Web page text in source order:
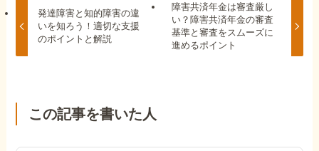
発達障害と知的障害の違
いを知ろう！適切な支援
のポイントと解説
障害共済年金は審査厳し
い？障害共済年金の審査
基準と審査をスムーズに
進めるポイント
この記事を書いた人